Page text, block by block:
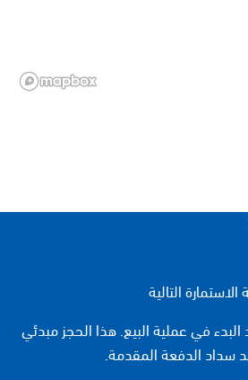
التالية
في عملية البيع. هذا الحجز مبدئي
سداد الدفعة المقدمة.